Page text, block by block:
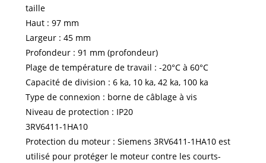
taille
Haut : 97 mm
Largeur : 45 mm
Profondeur : 91 mm (profondeur)
Plage de température de travail : -20°C à 60°C
Capacité de division : 6 ka, 10 ka, 42 ka, 100 ka
Type de connexion : borne de câblage à vis
Niveau de protection : IP20
3RV6411-1HA10
Protection du moteur : Siemens 3RV6411-1HA10 est
utilisé pour protéger le moteur contre les courts-